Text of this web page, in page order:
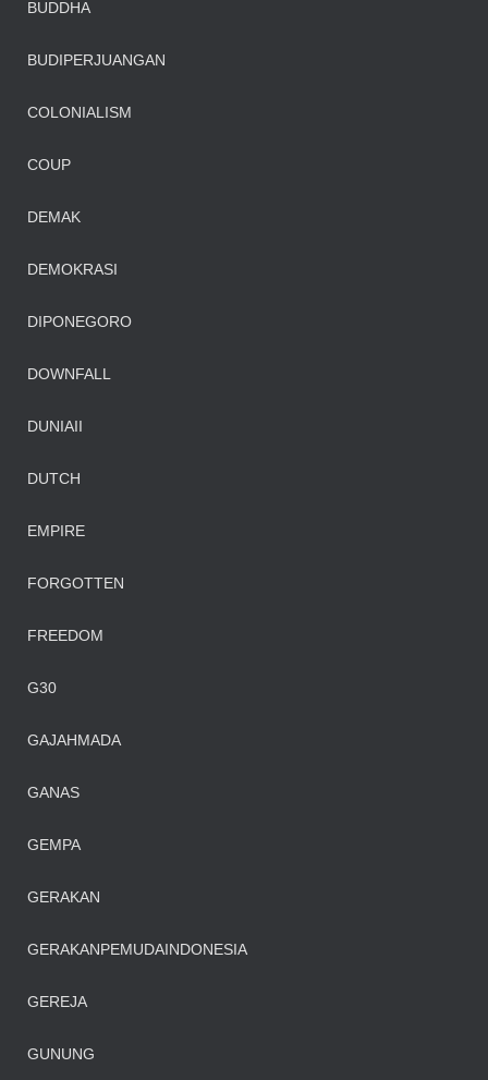
BUDDHA
BUDIPERJUANGAN
COLONIALISM
COUP
DEMAK
DEMOKRASI
DIPONEGORO
DOWNFALL
DUNIAII
DUTCH
EMPIRE
FORGOTTEN
FREEDOM
G30
GAJAHMADA
GANAS
GEMPA
GERAKAN
GERAKANPEMUDAINDONESIA
GEREJA
GUNUNG